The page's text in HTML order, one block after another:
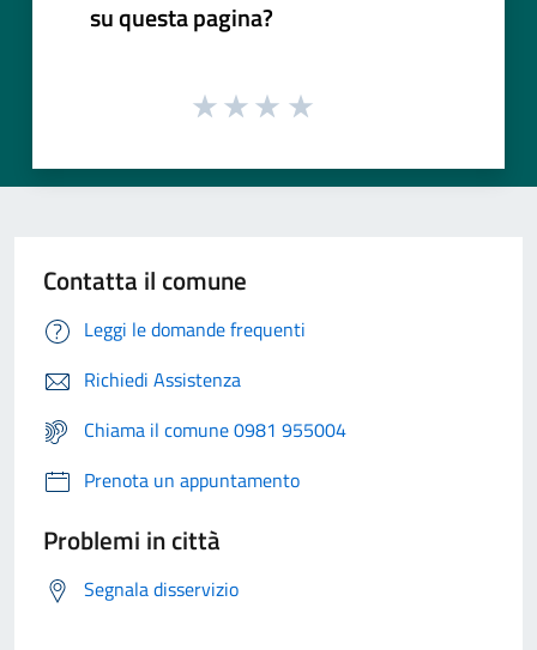
su questa pagina?
Contatta il comune
Leggi le domande frequenti
Richiedi Assistenza
Chiama il comune 0981 955004
Prenota un appuntamento
Problemi in città
Segnala disservizio